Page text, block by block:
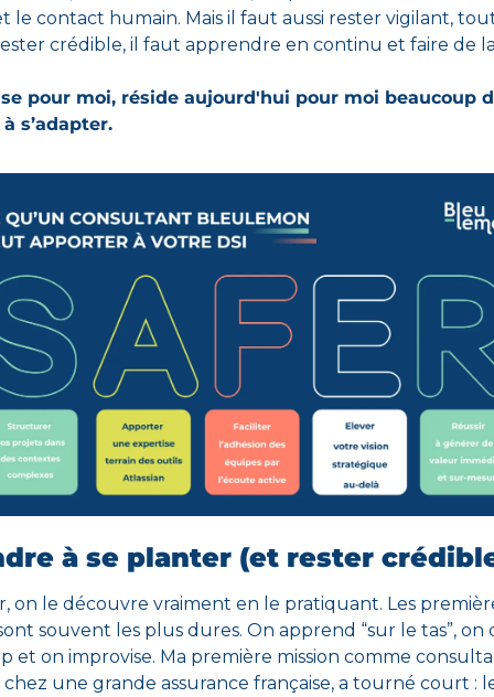
le contact humain. Mais il faut aussi rester vigilant,
crédible, il faut apprendre en continu et faire de
pour moi, réside aujourd'hui pour moi beaucoup
s’adapter.
à se planter (et rester
on le découvre vraiment en le pratiquant. Les
souvent les plus dures. On apprend “sur le tas”, on
et on improvise. Ma première mission comme
chez une grande assurance française, a tourné court :